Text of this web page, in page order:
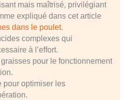
mais maîtrisé, privilégiant
expliqué dans cet article
dans le poulet.
complexes qui
à l’effort.
graisses pour le fonctionnement
pour optimiser les